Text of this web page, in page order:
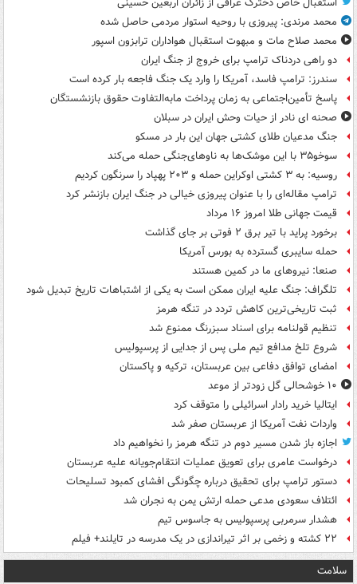
محمد مرندی: پیروزی با روحیه استوار مردمی حاصل شده
محمد صلاح مات و مبهوت استقبال هواداران ترابزون اسپور
دو راهی دردناک ترامپ برای خروج از جنگ ایران
سندرز: ترامپ فاسد، آمریکا را وارد یک جنگ فاجعه بار کرده است
پاسخ تأمین‌اجتماعی به زمان پرداخت مابه‌التفاوت حقوق بازنشستگان
صحنه ای نادر از حیات وحش ایران در سبلان
جنگ مدعیان طلای کشتی جهان این بار در مسکو
سوخو۳۵ با این موشک‌ها به ناوهای‌جنگی حمله می‌کند
روسیه: به ۳ کشتی اوکراین حمله و ۲۰۳ پهپاد را سرنگون کردیم
ترامپ مقاله‌ای را با عنوان پیروزی خیالی در جنگ ایران بازنشر کرد
قیمت جهانی طلا امروز ۱۶ مرداد
برخورد پراید با تیر برق ۲ فوتی بر جای گذاشت
حمله سایبری گسترده به بورس آمریکا
صنعا: نیروهای ما در کمین‌ هستند
تلگراف: جنگ علیه ایران ممکن است به یکی از اشتباهات تاریخ تبدیل شود
ثبت تاریخی‌ترین کاهش تردد در تنگه هرمز
تنظیم قولنامه برای اسناد سبزرنگ ممنوع شد
شروع تلخ مدافع تیم ملی پس از جدایی از پرسپولیس
امضای توافق دفاعی بین عربستان، ترکیه و پاکستان
۱۰ خوشحالی گل زودتر از موعد
ایتالیا خرید رادار اسرائیلی را متوقف کرد
واردات نفت آمریکا از عربستان صفر شد
اجازه باز شدن مسیر دوم در تنگه هرمز را نخواهیم داد
درخواست عامری برای تعویق عملیات انتقام‌جویانه علیه عربستان
دستور ترامپ برای تحقیق درباره چگونگی افشای کمبود تسلیحات
ائتلاف سعودی مدعی حمله ارتش یمن به نجران شد
هشدار سرمربی پرسپولیس به جاسوس تیم
۲۲ کشته و زخمی بر اثر تیراندازی در یک مدرسه در تایلند+ فیلم
سلامت